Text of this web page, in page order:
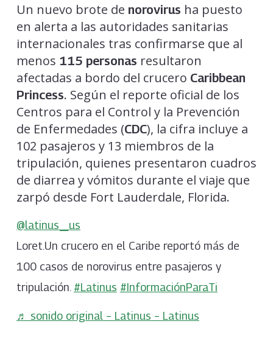
Un nuevo brote de norovirus ha puesto
en alerta a las autoridades sanitarias
internacionales tras confirmarse que al
menos 115 personas resultaron
afectadas a bordo del crucero Caribbean
Princess. Según el reporte oficial de los
Centros para el Control y la Prevención
de Enfermedades (CDC), la cifra incluye a
102 pasajeros y 13 miembros de la
tripulación, quienes presentaron cuadros
de diarrea y vómitos durante el viaje que
zarpó desde Fort Lauderdale, Florida.
@latinus_us
Loret.Un crucero en el Caribe reportó más de
100 casos de norovirus entre pasajeros y
tripulación. #Latinus #InformaciónParaTi
♬ sonido original – Latinus – Latinus